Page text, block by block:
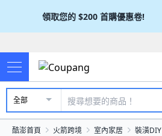
領取您的 $200 首購優惠卷!
全部
酷澎首頁 火箭跨境 室內家居 裝潢DIY